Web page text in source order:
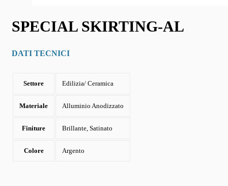
SPECIAL SKIRTING-AL
DATI TECNICI
Settore Edilizia/ Ceramica
Materiale Alluminio Anodizzato
Finiture Brillante, Satinato
Colore Argento